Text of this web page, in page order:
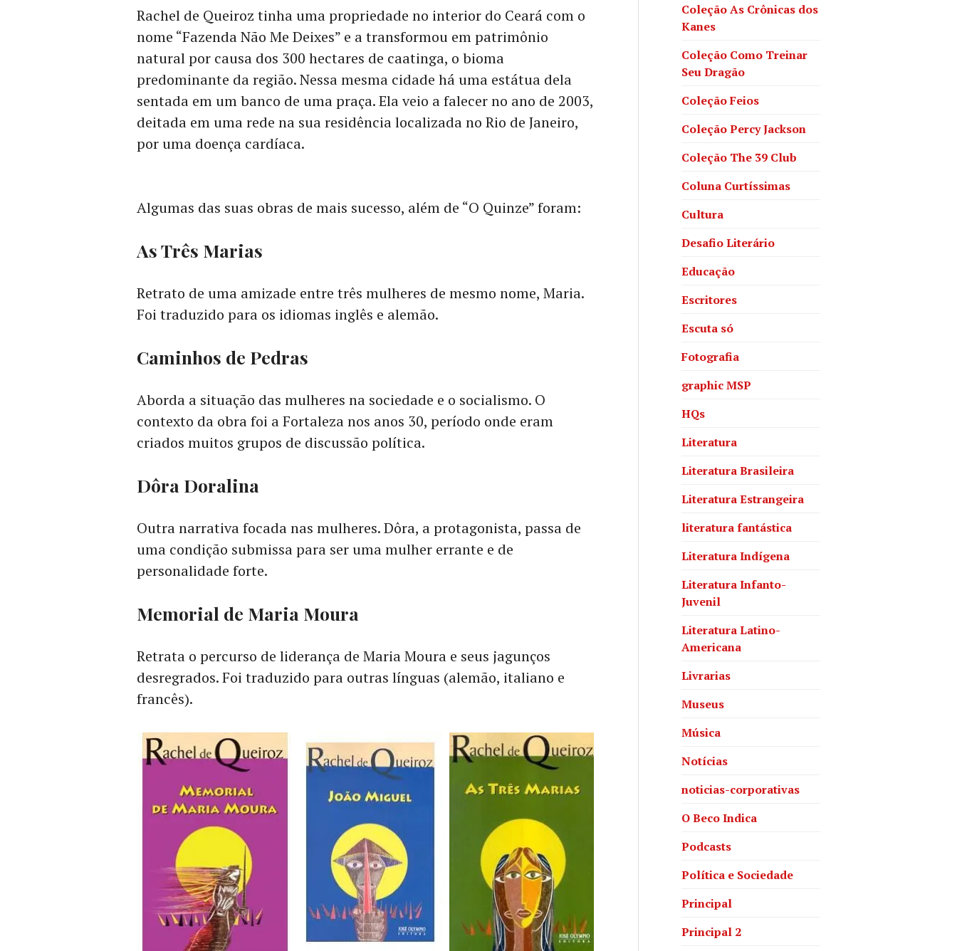
Rachel de Queiroz tinha uma propriedade no interior do Ceará com o
nome “Fazenda Não Me Deixes” e a transformou em patrimônio
natural por causa dos 300 hectares de caatinga, o bioma
predominante da região. Nessa mesma cidade há uma estátua dela
sentada em um banco de uma praça. Ela veio a falecer no ano de 2003,
deitada em uma rede na sua residência localizada no Rio de Janeiro,
por uma doença cardíaca.
Algumas das suas obras de mais sucesso, além de “O Quinze” foram:
As Três Marias
Retrato de uma amizade entre três mulheres de mesmo nome, Maria.
Foi traduzido para os idiomas inglês e alemão.
Caminhos de Pedras
Aborda a situação das mulheres na sociedade e o socialismo. O
contexto da obra foi a Fortaleza nos anos 30, período onde eram
criados muitos grupos de discussão política.
Dôra Doralina
Outra narrativa focada nas mulheres. Dôra, a protagonista, passa de
uma condição submissa para ser uma mulher errante e de
personalidade forte.
Memorial de Maria Moura
Retrata o percurso de liderança de Maria Moura e seus jagunços
desregrados. Foi traduzido para outras línguas (alemão, italiano e
francês).
Coleção As Crônicas dos
Kanes
Coleção Como Treinar
Seu Dragão
Coleção Feios
Coleção Percy Jackson
Coleção The 39 Club
Coluna Curtíssimas
Cultura
Desafio Literário
Educação
Escritores
Escuta só
Fotografia
graphic MSP
HQs
Literatura
Literatura Brasileira
Literatura Estrangeira
literatura fantástica
Literatura Indígena
Literatura Infanto-
Juvenil
Literatura Latino-
Americana
Livrarias
Museus
Música
Notícias
noticias-corporativas
O Beco Indica
Podcasts
Política e Sociedade
Principal
Principal 2